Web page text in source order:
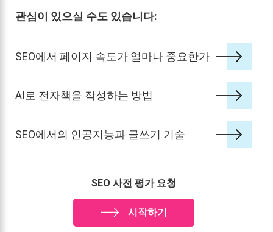
관심이 있으실 수도 있습니다:
SEO에서 페이지 속도가 얼마나 중요한가
AI로 전자책을 작성하는 방법
SEO에서의 인공지능과 글쓰기 기술
SEO 사전 평가 요청
시작하기